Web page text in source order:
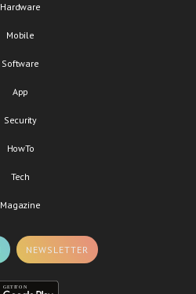
Hardware
Mobile
Software
App
Security
HowTo
Tech
Magazine
NEWSLETTER